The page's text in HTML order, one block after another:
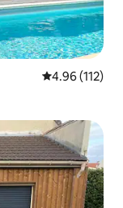
Calificación
4.96 (112)